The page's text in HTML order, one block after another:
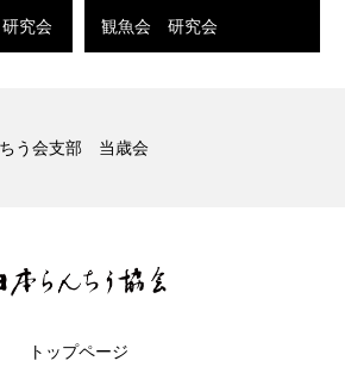
究会 観魚会 研究会
う会支部 当歳会
トップページ